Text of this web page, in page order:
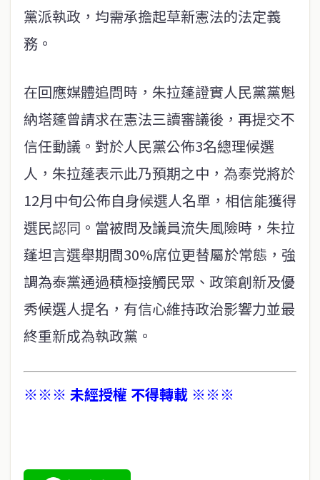
黨派執政，均需承擔起草新憲法的法定義
務。
在回應媒體追問時，朱拉蓬證實人民黨黨魁
納塔蓬曾請求在憲法三讀審議後，再提交不
信任動議。對於人民黨公佈3名總理候選
人，朱拉蓬表示此乃預期之中，為泰党將於
12月中旬公佈自身候選人名單，相信能獲得
選民認同。當被問及議員流失風險時，朱拉
蓬坦言選舉期間30%席位更替屬於常態，強
調為泰黨通過積極接觸民眾、政策創新及優
秀候選人提名，有信心維持政治影響力並最
終重新成為執政黨。
※※※ 未經授權 不得轉載 ※※※